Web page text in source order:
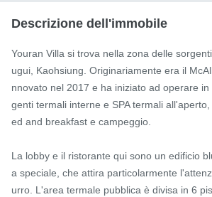
Descrizione dell'immobile
Youran Villa si trova nella zona delle
ugui, Kaohsiung. Originariamente era il
nnovato nel 2017 e ha iniziato ad operare
genti termali interne e SPA termali
ed and breakfast e campeggio.
La lobby e il ristorante qui sono un edificio
a speciale, che attira particolarmente
urro. L'area termale pubblica è divisa in 6